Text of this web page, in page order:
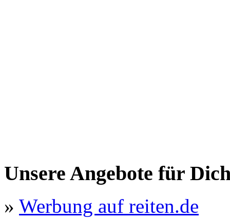
Unsere Angebote für
» Werbung auf reiten.de